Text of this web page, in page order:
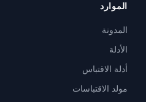
الموارد
المدونة
الأدلة
أدلة الاقتباس
مولد الاقتباسات